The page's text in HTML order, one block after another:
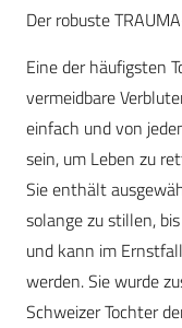
Der robuste
Eine der häufigsten
vermeidbare
einfach und von
sein, um Leben zu
Sie enthält
solange zu stillen,
und kann im
werden. Sie wurde
Schweizer Tochter